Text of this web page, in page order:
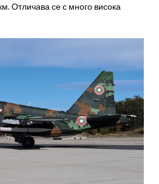
Отличава се с много висока